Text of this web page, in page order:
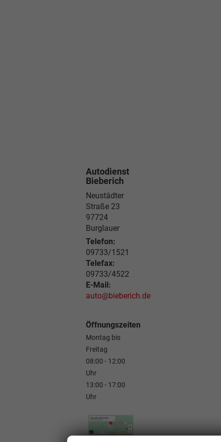
Autodienst
Bieberich
Neustädter
Straße 23
97724
Burglauer
Telefon:
09733/1521
Telefax:
09733/4522
E-Mail:
auto@bieberich.de
Öffnungszeiten
Montag bis
Freitag
08:00 - 12:00
Uhr
13:00 - 17:00
Uhr